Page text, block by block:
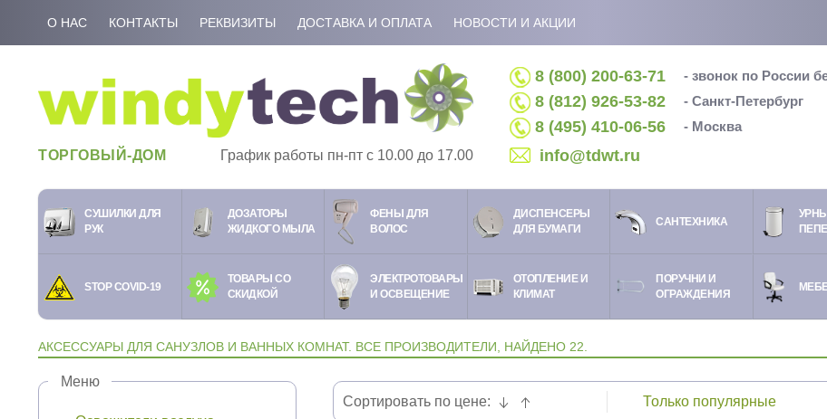
О НАС КОНТАКТЫ РЕКВИЗИТЫ ДОСТАВКА И ОПЛАТА НОВОСТИ И АКЦИИ
ТОРГОВЫЙ-ДОМ График работы пн-пт c 10.00 до 17.00
8 (800) 200-63-71 - звонок по России
8 (812) 926-53-82 - Санкт-Петербург
8 (495) 410-06-56 - Москва
info@tdwt.ru
СУШИЛКИ ДЛЯ
РУК
ДОЗАТОРЫ
ЖИДКОГО МЫЛА
ФЕНЫ ДЛЯ
ВОЛОС
ДИСПЕНСЕРЫ
ДЛЯ БУМАГИ
CАНТЕХНИКА
STOP COVID-19
ТОВАРЫ СО
СКИДКОЙ
ЭЛЕКТРОТОВАРЫ
И ОСВЕЩЕНИЕ
ОТОПЛЕНИЕ И
КЛИМАТ
ПОРУЧНИ И
ОГРАЖДЕНИЯ
АКСЕССУАРЫ ДЛЯ САНУЗЛОВ И ВАННЫХ КОМНАТ. ВСЕ ПРОИЗВОДИТЕЛИ, НАЙДЕНО 22.
Меню
Сортировать по цене: Только популярные